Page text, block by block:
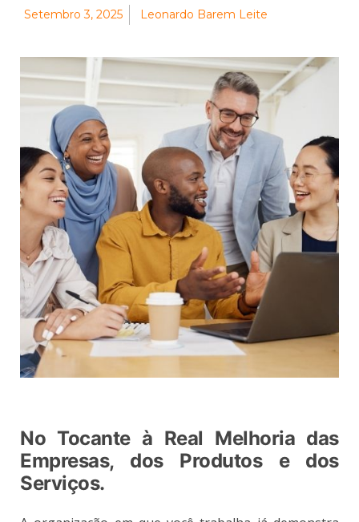
Setembro 3, 2025 Leonardo Barem Leite
No Tocante à Real Melhoria das
Empresas, dos Produtos e dos
Serviços.